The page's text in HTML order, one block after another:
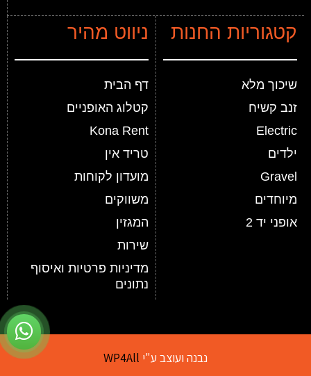
ניווט מהיר
דף הבית
קטלוג האופניים
Kona Rent
טריד אין
מועדון לקוחות
משווקים
המגזין
שירות
מדיניות פרטיות ואיסוף
נתונים
קטגוריות החנות
שיכוך מלא
זנב קשיח
Electric
ילדים
Gravel
מיוחדים
אופני יד 2
נבנה ועוצב ע"י WP4All